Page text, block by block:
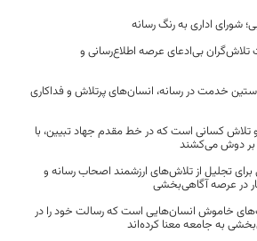
شورای اداری به رنگ رسانه
بی‌ادعای عرصه اطلاع‌رسانی و
راستین خدمت در رسانه، انسان‌های پرتلاش و فداکاری
و تلاش کسانی است که در خط مقدم جهاد تبیین، با
بر دوش می‌کشند
تجلیل از تلاش‌های ارزشمند اصحاب رسانه و
در عرصه آگاهی‌بخشی
خاموش انسان‌هایی است که رسالت خود را در
به جامعه معنا کرده‌اند